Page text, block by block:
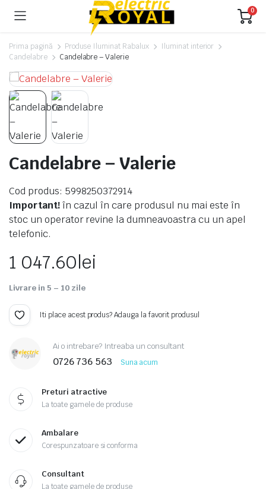
0
Prima pagină Produse Iluminat Rabalux
Iluminat interior
Candelabre
Candelabre – Valerie
Candelabre – Valerie
Cod produs: 5998250372914
Important!în cazul în care produsul nu mai este în
stoc un operator revine la dumneavoastra cu un apel
telefonic.
1 047.60lei
Livrare in 5 – 10 zile
Iti place acest produs? Adauga la favorit produsul
Ai o intrebare? Intreaba un consultant
0726 736 563 Suna acum
Preturi atractive
La toate gamele de produse
Ambalare
Corespunzatoare si conforma
Consultant
La toate gamele de produse